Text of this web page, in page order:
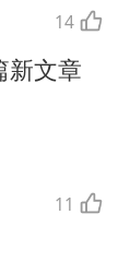
14
新文章
11